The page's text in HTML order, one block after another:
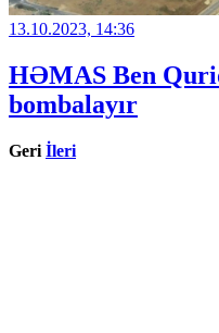
13.10.2023, 14:36
HƏMAS Ben
bombalayır
Geri İleri